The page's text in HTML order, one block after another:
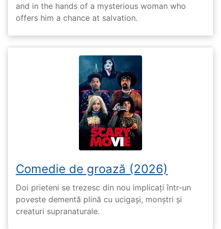
and in the hands of a mysterious woman who
offers him a chance at salvation.
Comedie de groază (2026)
Doi prieteni se trezesc din nou implicați într-un
poveste dementă plină cu ucigași, monștri și
creaturi supranaturale.